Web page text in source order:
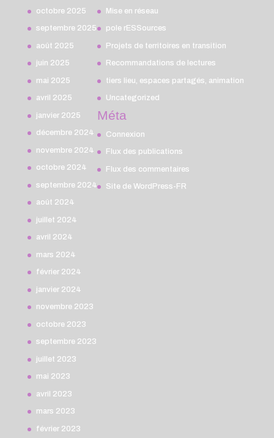
octobre 2025
septembre 2025
août 2025
juin 2025
mai 2025
avril 2025
janvier 2025
décembre 2024
novembre 2024
octobre 2024
septembre 2024
août 2024
juillet 2024
avril 2024
mars 2024
février 2024
janvier 2024
novembre 2023
octobre 2023
septembre 2023
juillet 2023
mai 2023
avril 2023
mars 2023
février 2023
Mise en réseau
pole rESSources
Projets de territoires en transition
Recommandations de lectures
tiers lieu, espaces partagés, animation
Uncategorized
Méta
Connexion
Flux des publications
Flux des commentaires
Site de WordPress-FR